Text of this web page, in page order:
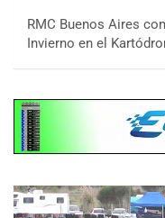
RMC Buenos Aires
Invierno en el